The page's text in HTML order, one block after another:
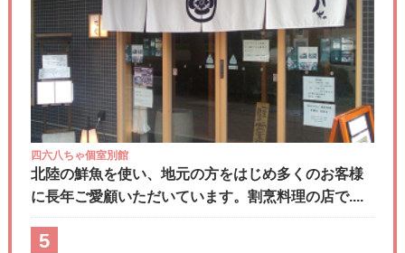
四六八ちゃ個室別館
北陸の鮮魚を使い、地元の方をはじめ多くのお客様
に長年ご愛顧いただいています。割烹料理の店で....
5